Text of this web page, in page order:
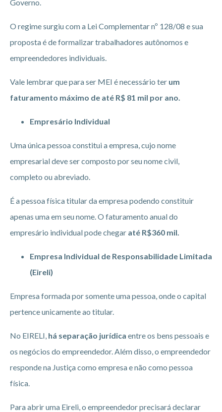
Governo.
O regime surgiu com a Lei Complementar nº 128/08 e sua
proposta é de formalizar trabalhadores autônomos e
empreendedores individuais.
Vale lembrar que para ser MEI é necessário ter um
faturamento máximo de até R$ 81 mil por ano.
Empresário Individual
Uma única pessoa constitui a empresa, cujo nome
empresarial deve ser composto por seu nome civil,
completo ou abreviado.
É a pessoa física titular da empresa podendo constituir
apenas uma em seu nome. O faturamento anual do
empresário individual pode chegar até R$360 mil.
Empresa Individual de Responsabilidade Limitada
(Eireli)
Empresa formada por somente uma pessoa, onde o capital
pertence unicamente ao titular.
No EIRELI, há separação jurídica entre os bens pessoais e
os negócios do empreendedor. Além disso, o empreendedor
responde na Justiça como empresa e não como pessoa
física.
Para abrir uma Eireli, o empreendedor precisará declarar